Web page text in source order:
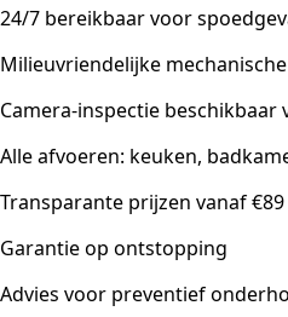
24/7 bereikbaar voor
Milieuvriendelijke
Camera-inspectie beschikbaar
Alle afvoeren: keuken,
Transparante prijzen vanaf €89
Garantie op ontstopping
Advies voor preventief